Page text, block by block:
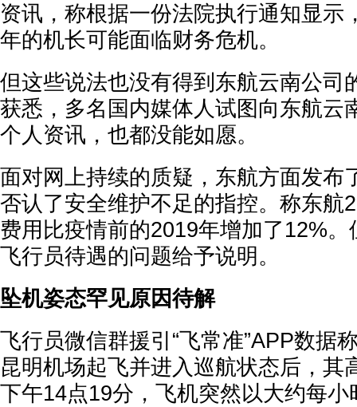
资讯，称根据一份法院执行通知显示
年的机长可能面临财务危机。
但这些说法也没有得到东航云南公司
获悉，多名国内媒体人试图向东航云
个人资讯，也都没能如愿。
面对网上持续的质疑，东航方面发布
否认了安全维护不足的指控。称东航
费用比疫情前的2019年增加了12%
飞行员待遇的问题给予说明。
坠机姿态罕见原因待解
飞行员微信群援引“飞常准”APP数据
昆明机场起飞并进入巡航状态后，其
下午14点19分，飞机突然以大约每